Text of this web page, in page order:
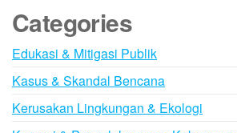
Categories
Edukasi & Mitigasi Publik
Kasus & Skandal Bencana
Kerusakan Lingkungan & Ekologi